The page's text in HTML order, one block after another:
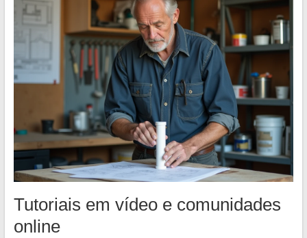
Tutoriais em vídeo e comunidades
online